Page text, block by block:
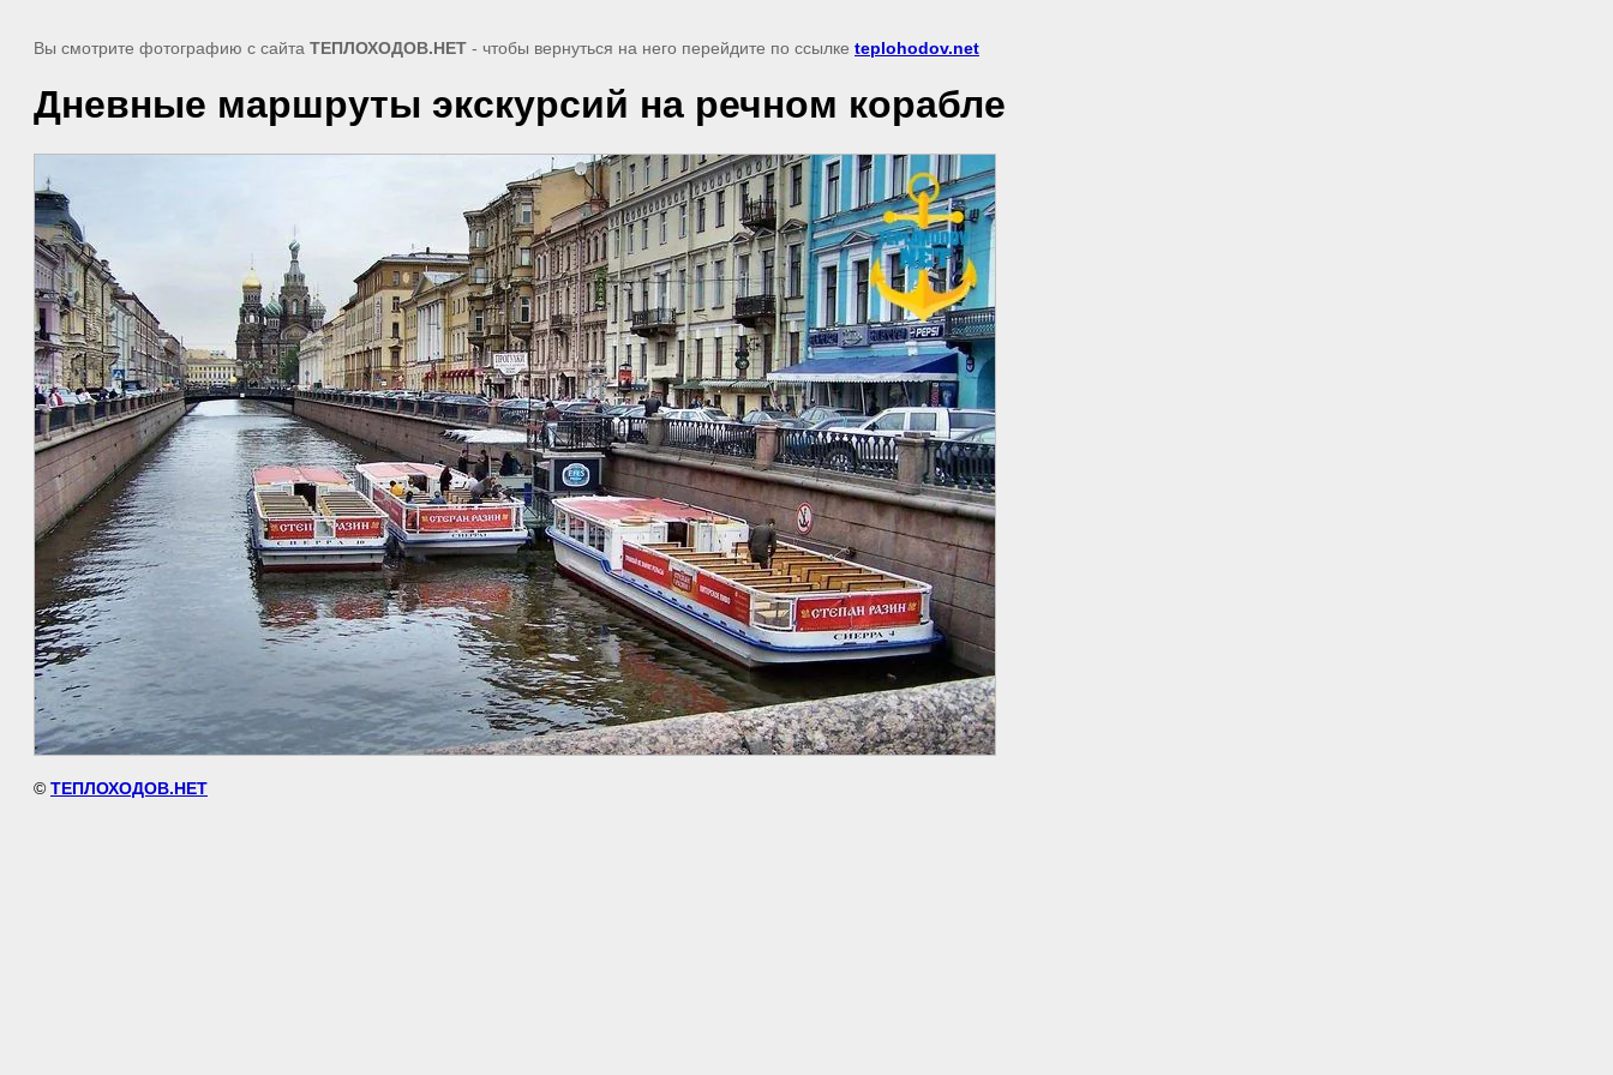
Вы смотрите фотографию с сайта ТЕПЛОХОДОВ.НЕТ - чтобы вернуться на него перейдите по ссылке teplohodov.net
Дневные маршруты экскурсий на речном корабле
© ТЕПЛОХОДОВ.НЕТ